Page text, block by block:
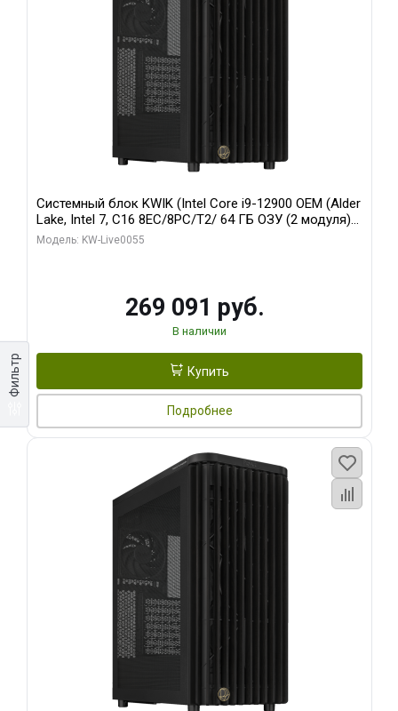
Фильтр
Системный блок KWIK (Intel Core i9-12900 OEM (Alder
Lake, Intel 7, C16 8EC/8PC/T2/ 64 ГБ ОЗУ (2 модуля)/
MSI RTX5080 SHADOW 3X OC 16GB GDDR7 256bit 3xDP
Модель: KW-Live0055
269 091 руб.
В наличии
Купить
Подробнее